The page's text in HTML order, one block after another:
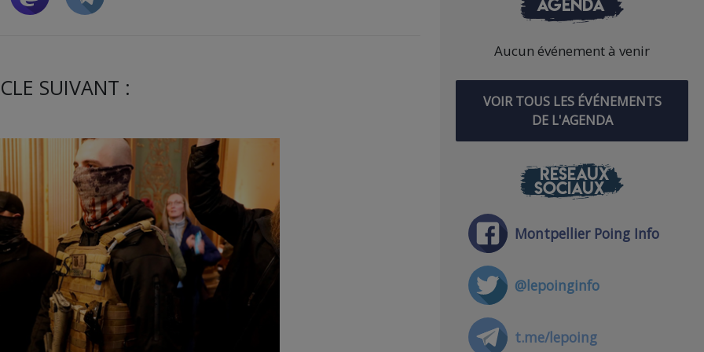
SUIVANT :
Aucun événement à venir
VOIR TOUS LES ÉVÉNEMENTS
DE L'AGENDA
RÉSEAUX
SOCIAUX
Montpellier Poing Info
@lepoinginfo
t.me/lepoing